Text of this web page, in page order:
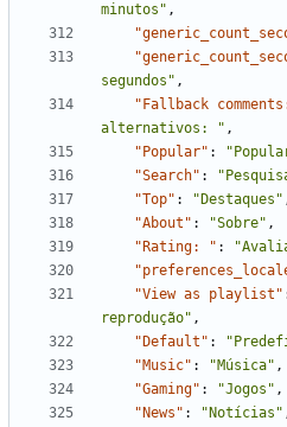
minutos" ,
segundos" ,
"Fallback
alternativos: " ,
"Popular" :
"Search" :
"Top" : "Destaques"
"About" : "Sobre" ,
"Rating: " :
"View as playlist"
reprodução" ,
"Default" :
"Music" : "Música" ,
"Gaming" : "Jogos" ,
"News" : "Notícias"